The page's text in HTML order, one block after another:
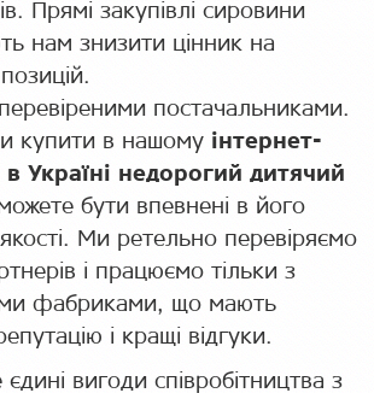
Прямі закупівлі сировини
нам знизити цінник на
постачальниками.
купити в нашому інтернет-
в Україні недорогий дитячий
бути впевнені в його
якості. Ми ретельно перевіряємо
і працюємо тільки з
фабриками, що мають
і кращі відгуки.
єдині вигоди співробітництва з